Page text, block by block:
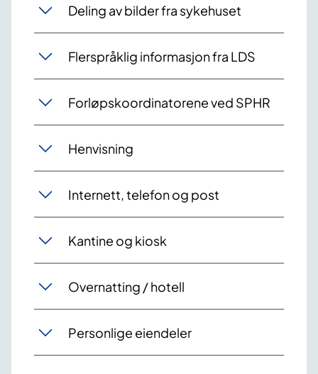
Deling av bilder fra sykehuset
Flerspråklig informasjon fra LDS
Forløpskoordinatorene ved SPHR
Henvisning
Internett, telefon og post
Kantine og kiosk
Overnatting / hotell
Personlige eiendeler